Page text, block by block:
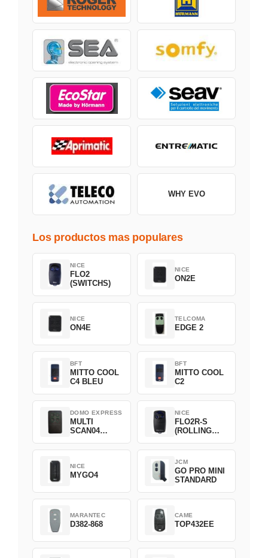
WHY EVO
Los productos mas populares
NICE
FLO2
(SWITCHS)
NICE
ON2E
NICE
ON4E
TELCOMA
EDGE 2
BFT
MITTO COOL
C4 BLEU
BFT
MITTO COOL
C2
DOMO EXPRESS
MULTI
SCAN04
NICE
FLO2R-S
(ROLLING
NICE
MYGO4
JCM
GO PRO MINI
STANDARD
MARANTEC
D382-868
CAME
TOP432EE